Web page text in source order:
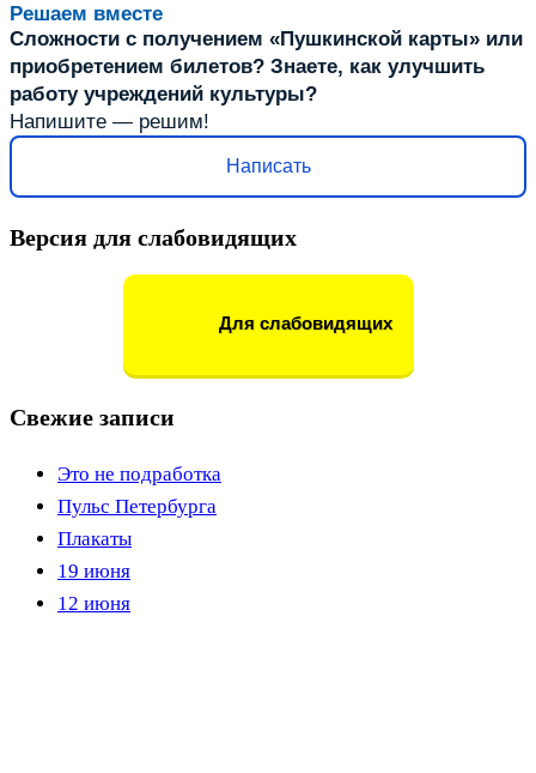
Решаем вместе
Сложности с получением «Пушкинской карты» или
приобретением билетов? Знаете, как улучшить
работу учреждений культуры?
Напишите — решим!
Написать
Версия для слабовидящих
Для слабовидящих
Свежие записи
Это не подработка
Пульс Петербурга
Плакаты
19 июня
12 июня